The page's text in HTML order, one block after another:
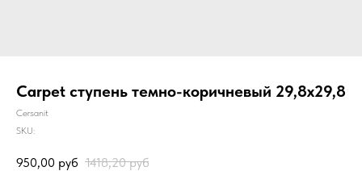
Carpet ступень темно-коричневый 29,8х29,8
Cersanit
SKU:
950,00 руб 1418,20 руб